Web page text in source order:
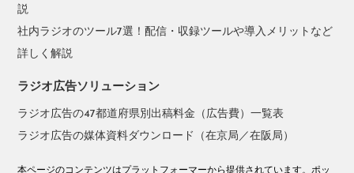
説
社内ラジオのツール7選！配信・収録ツールや導入メリットなど
詳しく解説
ラジオ広告ソリューション
ラジオ広告の47都道府県別出稿料金（広告費）一覧表
ラジオ広告の媒体資料ダウンロード（在京局／在阪局）
本ページのコンテンツはプラットフォーマーから提供されています。ポッ